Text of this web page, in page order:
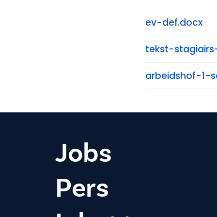
ev-def.docx
tekst-
arbeidshof-1-
Jobs
Pers